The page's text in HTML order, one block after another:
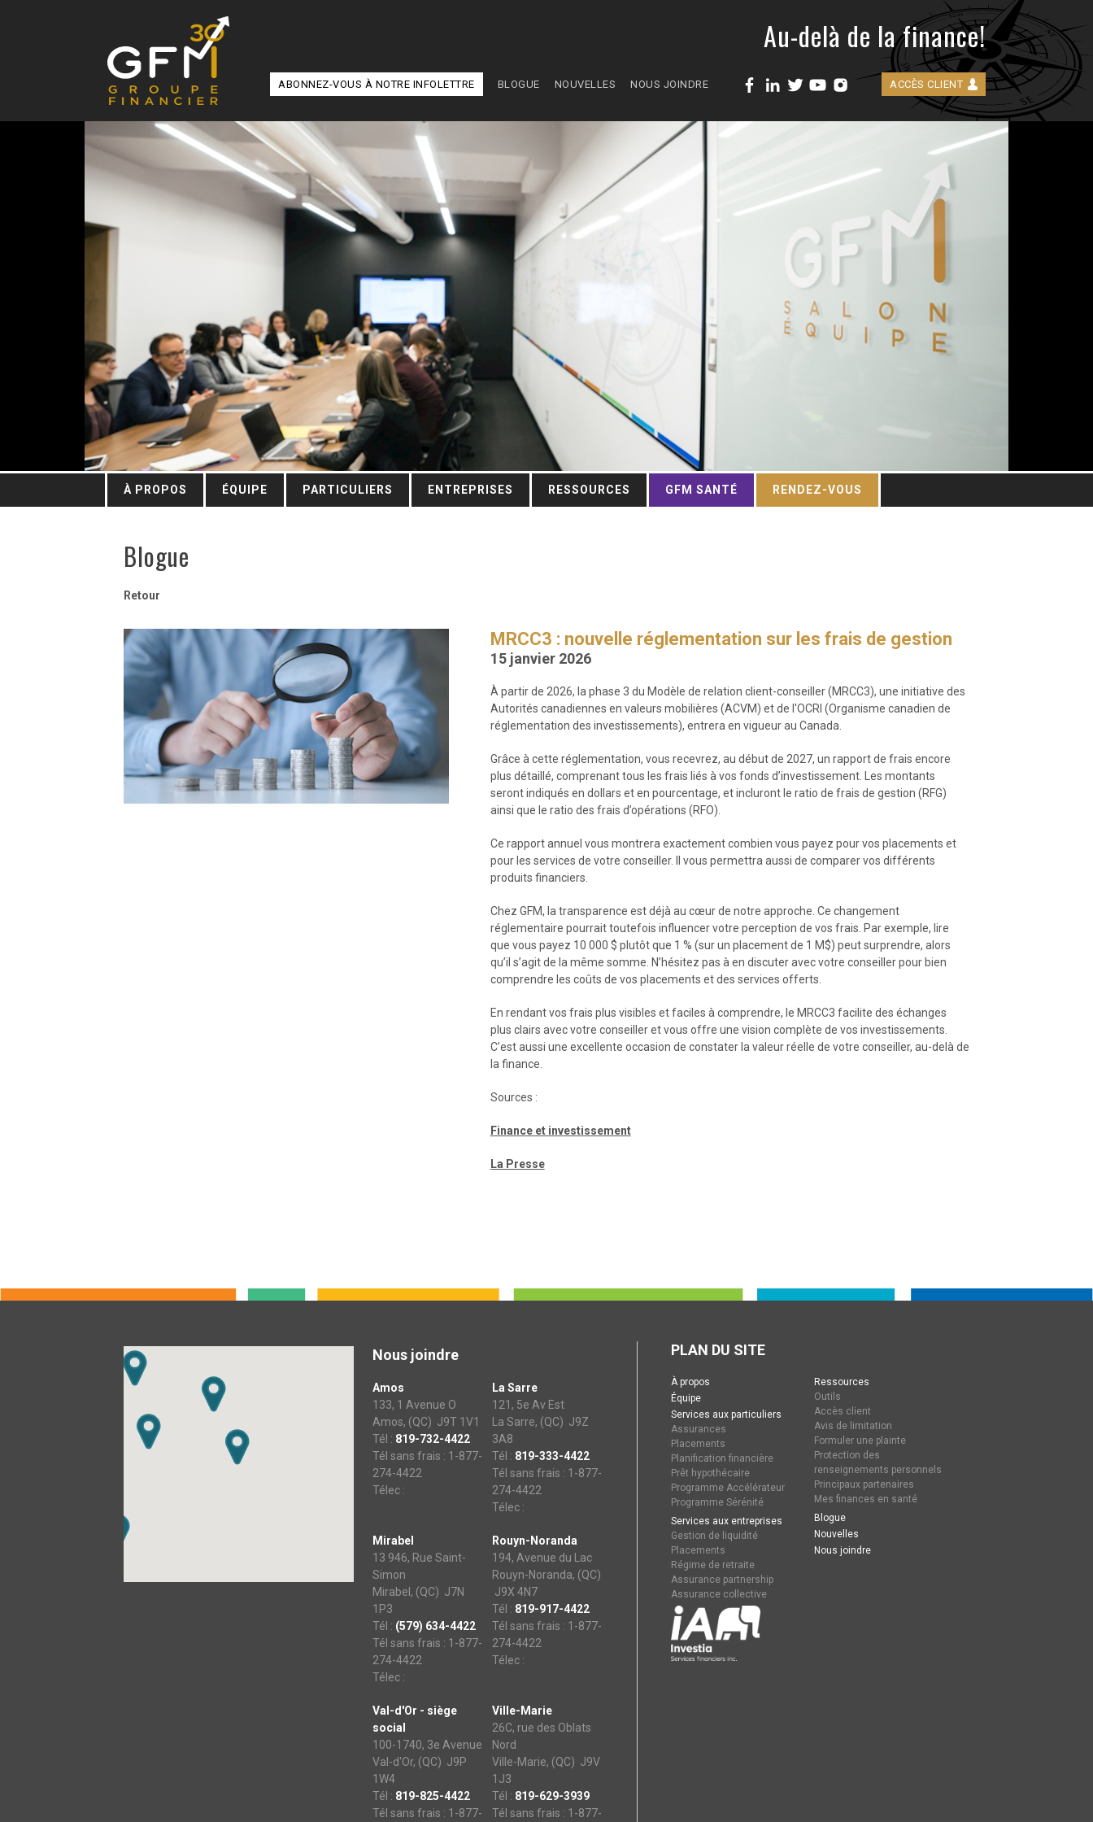
Au-delà de la finance!
ABONNEZ-VOUS À NOTRE INFOLETTRE BLOGUE NOUVELLES NOUS JOINDRE ACCÈS CLIENT
À PROPOS ÉQUIPE PARTICULIERS ENTREPRISES RESSOURCES GFM SANTÉ RENDEZ-VOUS
Blogue
Retour
MRCC3 : nouvelle réglementation sur les frais de gestion
15 janvier 2026
À partir de 2026, la phase 3 du Modèle de relation client-conseiller (MRCC3), une initiative des
Autorités canadiennes en valeurs mobilières (ACVM) et de l'OCRI (Organisme canadien de
réglementation des investissements), entrera en vigueur au Canada.
Grâce à cette réglementation, vous recevrez, au début de 2027, un rapport de frais encore
plus détaillé, comprenant tous les frais liés à vos fonds d’investissement. Les montants
seront indiqués en dollars et en pourcentage, et incluront le ratio de frais de gestion (RFG)
ainsi que le ratio des frais d’opérations (RFO).
Ce rapport annuel vous montrera exactement combien vous payez pour vos placements et
pour les services de votre conseiller. Il vous permettra aussi de comparer vos différents
produits financiers.
Chez GFM, la transparence est déjà au cœur de notre approche. Ce changement
réglementaire pourrait toutefois influencer votre perception de vos frais. Par exemple, lire
que vous payez 10 000 $ plutôt que 1 % (sur un placement de 1 M$) peut surprendre, alors
qu’il s’agit de la même somme. N’hésitez pas à en discuter avec votre conseiller pour bien
comprendre les coûts de vos placements et des services offerts.
En rendant vos frais plus visibles et faciles à comprendre, le MRCC3 facilite des échanges
plus clairs avec votre conseiller et vous offre une vision complète de vos investissements.
C’est aussi une excellente occasion de constater la valeur réelle de votre conseiller, au-delà de
la finance.
Sources :
Finance et investissement
La Presse
Nous joindre
Amos
133, 1 Avenue O
Amos, (QC) J9T 1V1
Tél : 819-732-4422
Tél sans frais : 1-877-
274-4422
Télec :
La Sarre
121, 5e Av Est
La Sarre, (QC) J9Z
3A8
Tél : 819-333-4422
Tél sans frais : 1-877-
274-4422
Télec :
Mirabel
13 946, Rue Saint-
Simon
Mirabel, (QC) J7N
1P3
Tél : (579) 634-4422
Tél sans frais : 1-877-
274-4422
Télec :
Rouyn-Noranda
194, Avenue du Lac
Rouyn-Noranda, (QC)
J9X 4N7
Tél : 819-917-4422
Tél sans frais : 1-877-
274-4422
Télec :
Val-d'Or - siège
social
100-1740, 3e Avenue
Val-d'Or, (QC) J9P
1W4
Tél : 819-825-4422
Tél sans frais : 1-877-
Ville-Marie
26C, rue des Oblats
Nord
Ville-Marie, (QC) J9V
1J3
Tél : 819-629-3939
Tél sans frais : 1-877-
PLAN DU SITE
À propos
Équipe
Services aux particuliers
Assurances
Placements
Planification financière
Prêt hypothécaire
Programme Accélérateur
Programme Sérénité
Services aux entreprises
Gestion de liquidité
Placements
Régime de retraite
Assurance partnership
Assurance collective
Ressources
Outils
Accès client
Avis de limitation
Formuler une plainte
Protection des
renseignements personnels
Principaux partenaires
Mes finances en santé
Blogue
Nouvelles
Nous joindre